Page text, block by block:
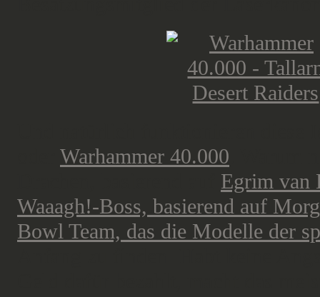
Warhammer 40.000
Egrim van
Waaagh!-Boss, basierend auf
Bowl Team, das die Modelle der